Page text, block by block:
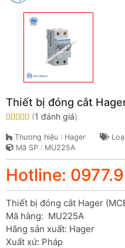
Thiết bị đóng cắt
(1 đánh giá)
Thương hiệu : Hager
Mã SP : MU225A
Hotline:
Thiết bị đóng cắt Hager
Mã hàng:  MU225A
Hãng sản xuất: Hager
Xuất xứ: Pháp